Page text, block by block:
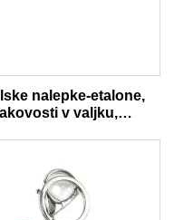
nalepke-etalone,
v valjku,